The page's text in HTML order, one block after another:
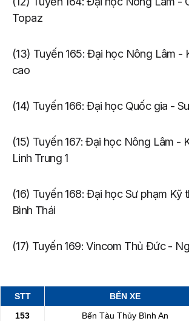
Topaz
(13) Tuyến 165: Đại học Nông Lâm -
cao
(14) Tuyến 166: Đại học Quốc gia -
(15) Tuyến 167: Đại học Nông Lâm -
Linh Trung 1
(16) Tuyến 168: Đại học Sư phạm Kỹ
Bình Thái
(17) Tuyến 169: Vincom Thủ Đức -
STT BẾN XE
153
Bến Tàu Thủy Bình An